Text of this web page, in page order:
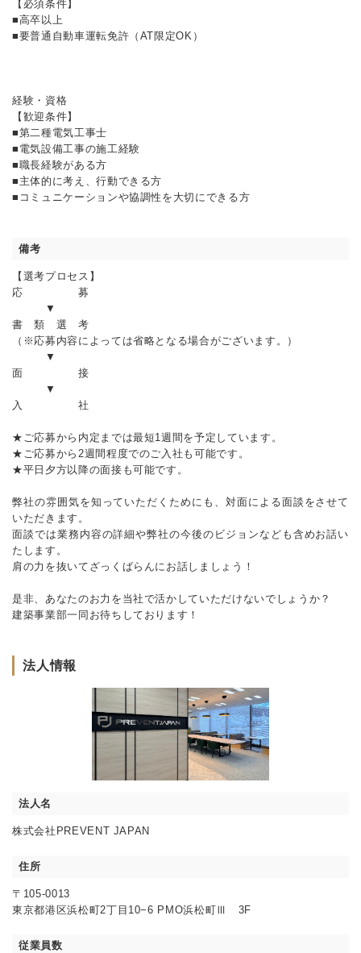
【必須条件】
■高卒以上
■要普通自動車運転免許（AT限定OK）
経験・資格
【歓迎条件】
■第二種電気工事士
■電気設備工事の施工経験
■職長経験がある方
■主体的に考え、行動できる方
■コミュニケーションや協調性を大切にできる方
備考
【選考プロセス】
応 募
▼
書 類 選 考
（※応募内容によっては省略となる場合がございます。）
▼
面 接
▼
入 社
★ご応募から内定までは最短1週間を予定しています。
★ご応募から2週間程度でのご入社も可能です。
★平日夕方以降の面接も可能です。
弊社の雰囲気を知っていただくためにも、対面による面談をさせて
いただきます。
面談では業務内容の詳細や弊社の今後のビジョンなども含めお話い
たします。
肩の力を抜いてざっくばらんにお話しましょう！
是非、あなたのお力を当社で活かしていただけないでしょうか？
建築事業部一同お待ちしております！
法人情報
法人名
株式会社PREVENT JAPAN
住所
〒105-0013
東京都港区浜松町2丁目10−6 PMO浜松町Ⅲ 3F
従業員数